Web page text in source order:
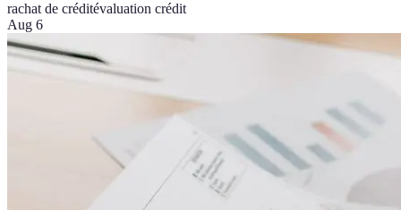
rachat de créditévaluation crédit
Aug 6